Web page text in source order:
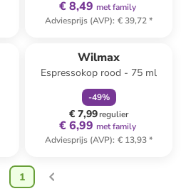
€ 8,49 met family
Adviesprijs (AVP): € 39,72*
Wilmax
Espressokop rood - 75 ml
-49%
€ 7,99regulier
€ 6,99 met family
Adviesprijs (AVP): € 13,93*
1